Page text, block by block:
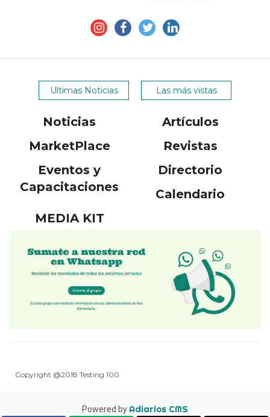
Ultimas Noticias Las más vistas
Noticias
Artículos
MarketPlace
Revistas
Eventos y
Capacitaciones
Directorio
Calendario
MEDIA KIT
Copyright @2018 Testing 100
Powered by Adiarios CMS